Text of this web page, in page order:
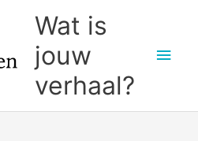
Wat is
jouw
verhaal?